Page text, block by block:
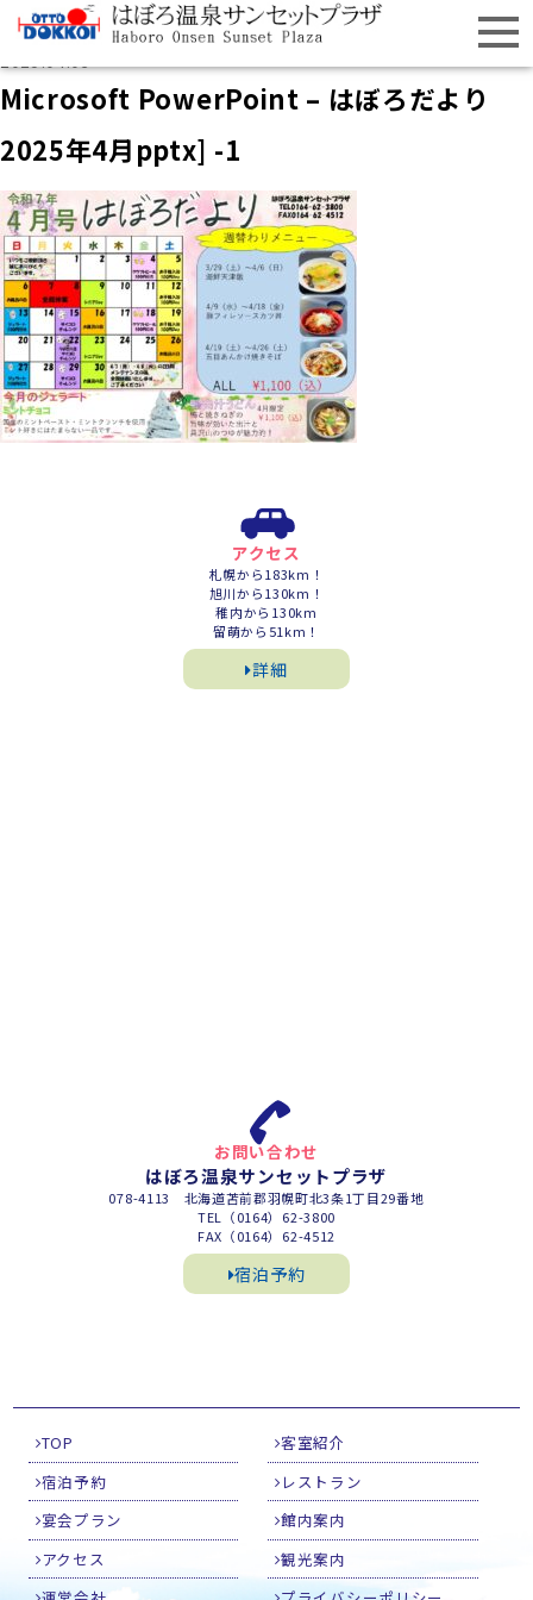
Microsoft PowerPoint – はぼろだより
2025年4月pptx] -1
アクセス
札幌から183km！
旭川から130km！
稚内から130km
留萌から51km！
詳細
お問い合わせ
はぼろ温泉サンセットプラザ
078-4113 北海道苫前郡羽幌町北3条1丁目29番地
TEL（0164）62-3800
FAX（0164）62-4512
宿泊予約
TOP
客室紹介
宿泊予約
レストラン
宴会プラン
館内案内
アクセス
観光案内